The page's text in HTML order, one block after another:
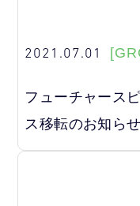
2021.07.01
フューチャース
ス移転のお知らせ